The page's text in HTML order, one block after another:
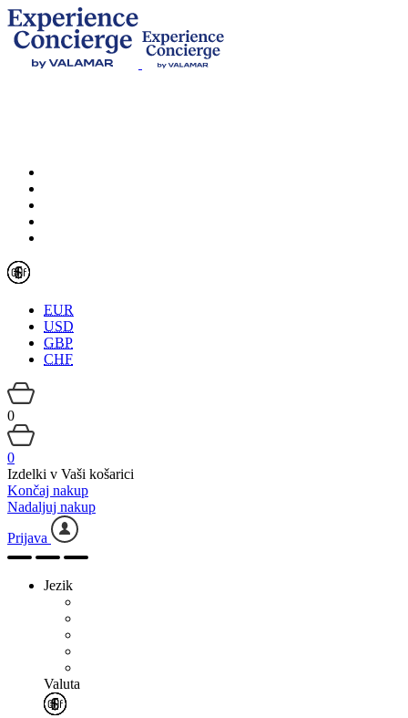
EUR
USD
GBP
CHF
0
0
Izdelki v Vaši košarici
Končaj nakup
Nadaljuj nakup
Prijava
Jezik
Valuta